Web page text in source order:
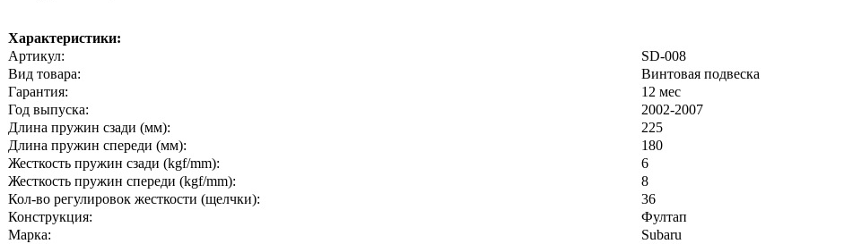
Характеристики:
Артикул:
SD-008
Вид товара:
Винтовая подвеска
Гарантия:
12 мес
Год выпуска:
2002-2007
Длина пружин сзади (мм):
225
Длина пружин спереди (мм):
180
Жесткость пружин сзади (kgf/mm):
6
Жесткость пружин спереди (kgf/mm):
8
Кол-во регулировок жесткости (щелчки):
36
Конструкция:
Фултап
Марка:
Subaru